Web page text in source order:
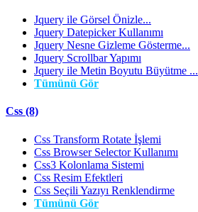
Jquery ile Görsel Önizle...
Jquery Datepicker Kullanımı
Jquery Nesne Gizleme Gösterme...
Jquery Scrollbar Yapımı
Jquery ile Metin Boyutu Büyütme ...
Tümünü Gör
Css (8)
Css Transform Rotate İşlemi
Css Browser Selector Kullanımı
Css3 Kolonlama Sistemi
Css Resim Efektleri
Css Seçili Yazıyı Renklendirme
Tümünü Gör